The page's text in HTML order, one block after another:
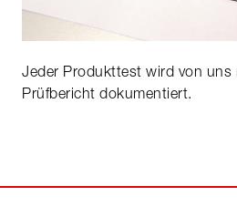
Jeder Produkttest wird von uns
Prüfbericht dokumentiert.